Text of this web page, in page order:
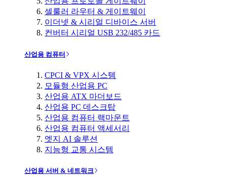
셀룰러 라우터 & 게이트웨이
이더넷 & 시리얼 디바이스 서버
컨버터 시리얼 USB 232/485 카드
산업용 컴퓨터
CPCI & VPX 시스템
모듈형 산업용 PC
산업용 ATX 마더보드
산업용 PC 데스크탑
산업용 컴퓨터 랙마운트
산업용 컴퓨터 액세서리
엣지 AI 솔루션
지능형 교통 시스템
산업용 서버 & 네트워크